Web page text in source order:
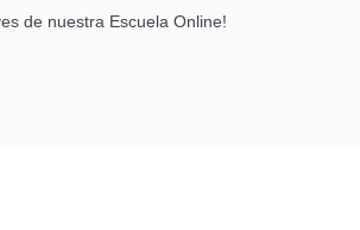
de nuestra Escuela Online!